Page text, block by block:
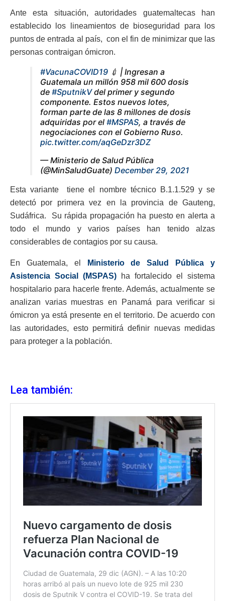
Ante esta situación, autoridades guatemaltecas han
establecido los lineamientos de bioseguridad para los
puntos de entrada al país, con el fin de minimizar que las
personas contraigan ómicron.
#VacunaCOVID19 💉 | Ingresan a
Guatemala un millón 958 mil 600 dosis
de #SputnikVdel primer y segundo
componente. Estos nuevos lotes,
forman parte de las 8 millones de dosis
adquiridas por el #MSPAS, a través de
negociaciones con el Gobierno Ruso.
pic.twitter.com/aqGeDzr3DZ
— Ministerio de Salud Pública
(@MinSaludGuate) December 29, 2021
Esta variante tiene el nombre técnico B.1.1.529 y se
detectó por primera vez en la provincia de Gauteng,
Sudáfrica. Su rápida propagación ha puesto en alerta a
todo el mundo y varios países han tenido alzas
considerables de contagios por su causa.
En Guatemala, el
Ministerio de Salud Pública y
Asistencia Social (MSPAS) ha fortalecido el sistema
hospitalario para hacerle frente. Además, actualmente se
analizan varias muestras en Panamá para verificar si
ómicron ya está presente en el territorio. De acuerdo con
las autoridades, esto permitirá definir nuevas medidas
para proteger a la población.
Lea también: